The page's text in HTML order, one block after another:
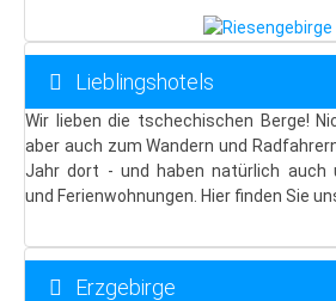
Klassenfahrten nach Prag
4-Tage-in-Prag
Stadtführungen für Klassen
Lieblingshotels
Wir lieben die tschechischen Berge!
aber auch zum Wandern und
Jahr dort - und haben natürlich auch
und Ferienwohnungen. Hier finden Sie
Erzgebirge